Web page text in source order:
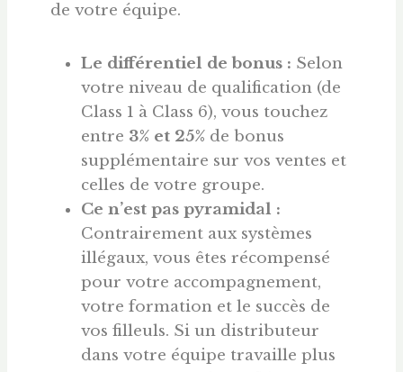
de votre équipe.
Le différentiel de bonus : Selon
votre niveau de qualification (de
Class 1 à Class 6), vous touchez
entre 3% et 25% de bonus
supplémentaire sur vos ventes et
celles de votre groupe.
Ce n’est pas pyramidal :
Contrairement aux systèmes
illégaux, vous êtes récompensé
pour votre accompagnement,
votre formation et le succès de
vos filleuls. Si un distributeur
dans votre équipe travaille plus